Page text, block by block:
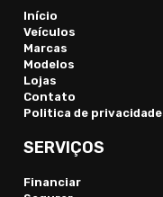
Início
Veículos
Marcas
Modelos
Lojas
Contato
Politica de privacidade
SERVIÇOS
Financiar